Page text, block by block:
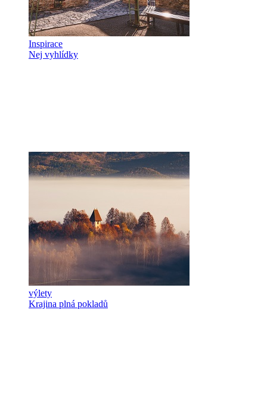
Inspirace
Nej vyhlídky
výlety
Krajina plná pokladů